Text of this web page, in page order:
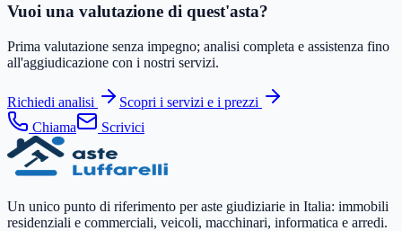
Vuoi una valutazione di quest'asta?
Prima valutazione senza impegno; analisi completa e assistenza fino
all'aggiudicazione con i nostri servizi.
Richiedi analisi
Scopri i servizi e i prezzi
Chiama
Scrivici
Un unico punto di riferimento per aste giudiziarie in Italia: immobili
residenziali e commerciali, veicoli, macchinari, informatica e arredi.